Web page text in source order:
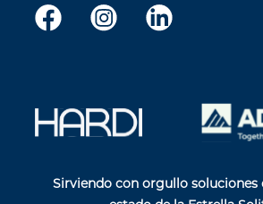
Sirviendo con orgullo soluciones